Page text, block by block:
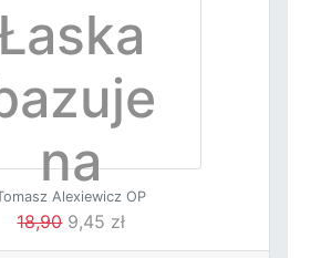
na
naturze
Alexiewicz OP
18,909,45 zł